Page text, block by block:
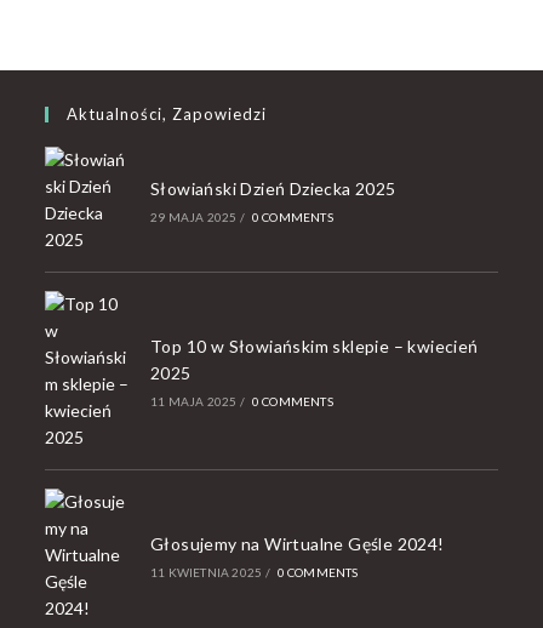
Aktualności, Zapowiedzi
Słowiański Dzień Dziecka 2025
29 MAJA 2025 / 0 COMMENTS
Top 10 w Słowiańskim sklepie – kwiecień
2025
11 MAJA 2025 / 0 COMMENTS
Głosujemy na Wirtualne Gęśle 2024!
11 KWIETNIA 2025 / 0 COMMENTS